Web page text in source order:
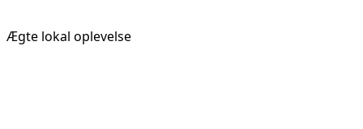
Ægte lokal oplevelse